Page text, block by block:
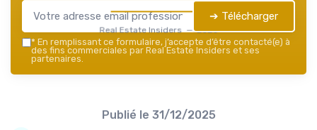
Real Estate Insiders — 2026
➔ Télécharger
* En remplissant ce formulaire, j’accepte d’être contacté(e) à
des fins commerciales par Real Estate Insiders et ses
partenaires.
Publié le 31/12/2025